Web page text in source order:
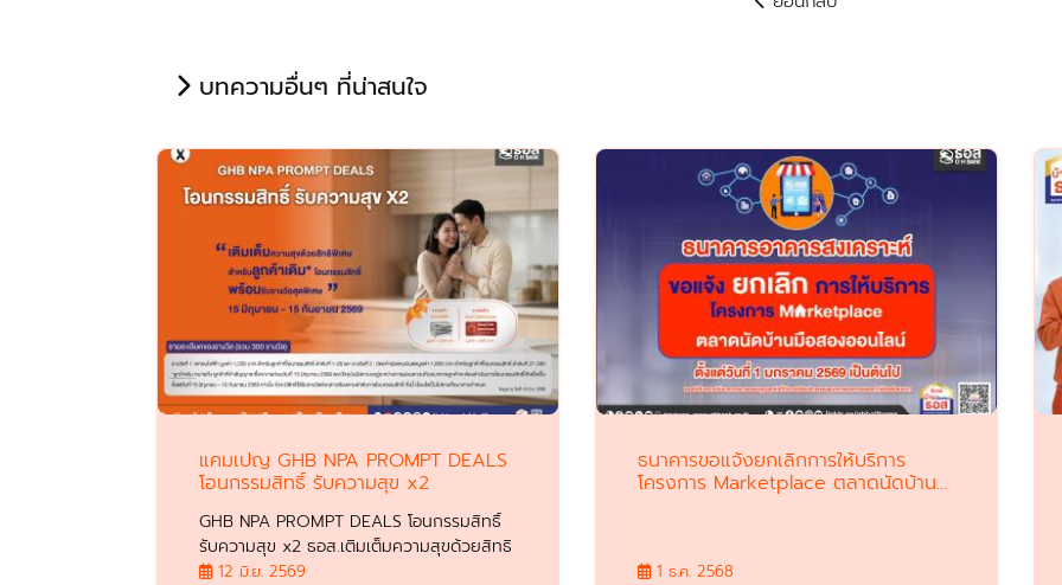
บทความอื่นๆ ที่น่าสนใจ
แคมเปญ GHB NPA PROMPT DEALS
โอนกรรมสิทธิ์ รับความสุข x2
GHB NPA PROMPT DEALS โอนกรรมสิทธิ์
รับความสุข x2 ธอส.เติมเต็มความสุขด้วยสิทธิ
พิเศษ สำหรับลูกค้าเดิม* ที่โอนกรรมสิทธิ์
12 มิ.ย. 2569
ธนาคารขอแจ้งยกเลิกการให้บริการ
โครงการ Marketplace ตลาดนัดบ้าน
1 ธ.ค. 2568